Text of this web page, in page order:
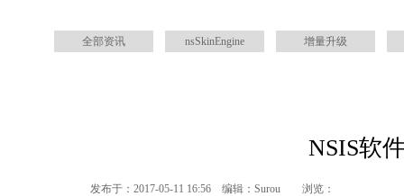
全部资讯 nsSkinEngine
增量升级
NSIS软
发布于：2017-05-11 16:56 编辑：Surou 浏览：